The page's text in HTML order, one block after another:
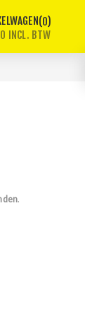
0
INCL. BTW
.